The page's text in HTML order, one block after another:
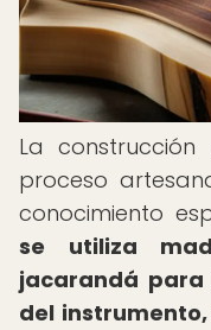
La
proceso
conocimiento
se utiliza
jacarandá
del